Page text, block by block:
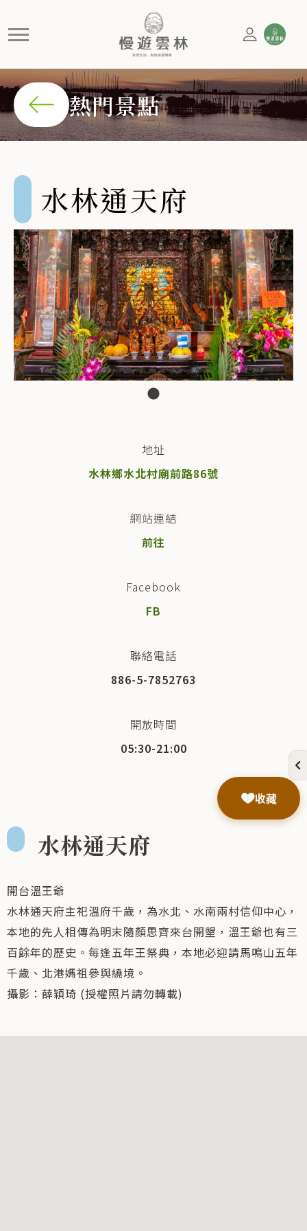
開台溫王爺 水林通天府主祀溫府千歲，為水北、水南兩村
熱門景點
水林通天府
地址
水林鄉水北村廟前路86號
網站連結
前往
Facebook
FB
聯絡電話
886-5-7852763
開放時間
05:30-21:00
水林通天府
開台溫王爺
水林通天府主祀溫府千歲，為水北、水南兩村信仰中心，
本地的先人相傳為明末隨顏思齊來台開墾，溫王爺也有三
百餘年的歷史。每逢五年王祭典，本地必迎請馬鳴山五年
千歲、北港媽祖參與繞境。
攝影：薛穎琦 (授權照片請勿轉載)
收藏